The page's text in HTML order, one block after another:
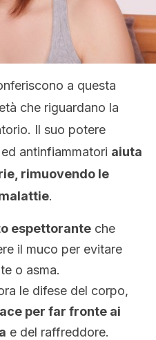
a questa
che riguardano la
Il suo potere
antinfiammatori aiuta
rimuovendo le
.
espettorante che
il muco per evitare
o asma.
le difese del corpo,
per far fronte ai
e del raffreddore.